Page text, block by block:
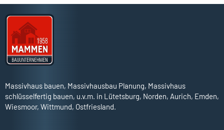
Massivhaus bauen, Massivhausbau Planung, Massivhaus
schlüsselfertig bauen, u.v.m. in Lütetsburg, Norden, Aurich, Emden,
Wiesmoor, Wittmund, Ostfriesland.